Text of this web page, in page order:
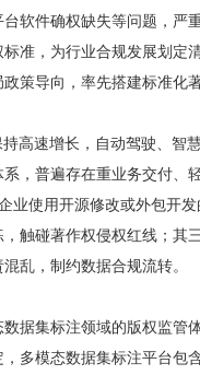
软件确权缺失等问题，严
准，为行业合规发展划定
策导向，率先搭建标准化
高速增长，自动驾驶、智
，普遍存在重业务交付、
使用开源修改或外包开
触碰著作权侵权红线；其
乱，制约数据合规流转。
据集标注领域的版权监管
模态数据集标注平台包